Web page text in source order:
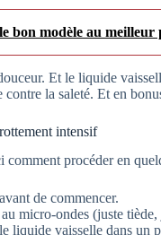
bon modèle au meilleur
Et le liquide
la saleté. Et en
intensif
procéder en
de commencer.
micro-ondes (juste
liquide vaisselle dans un